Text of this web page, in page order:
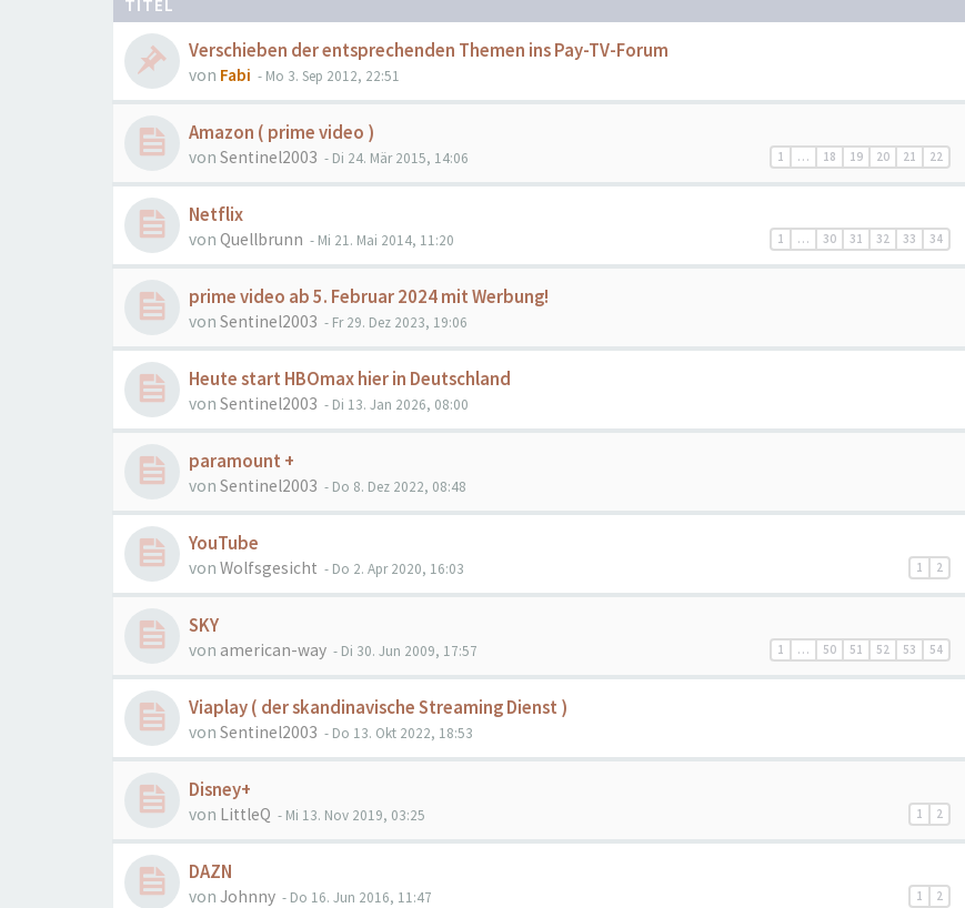
TITEL
Verschieben der entsprechenden Themen ins Pay-TV-Forum
von Fabi - Mo 3. Sep 2012, 22:51
Amazon ( prime video )
1 … 18 19 20 21 22
von Sentinel2003 - Di 24. Mär 2015, 14:06
Netflix
1 … 30 31 32 33 34
von Quellbrunn - Mi 21. Mai 2014, 11:20
prime video ab 5. Februar 2024 mit Werbung!
von Sentinel2003 - Fr 29. Dez 2023, 19:06
Heute start HBOmax hier in Deutschland
von Sentinel2003 - Di 13. Jan 2026, 08:00
paramount +
von Sentinel2003 - Do 8. Dez 2022, 08:48
YouTube
1 2
von Wolfsgesicht - Do 2. Apr 2020, 16:03
SKY
1 … 50 51 52 53 54
von american-way - Di 30. Jun 2009, 17:57
Viaplay ( der skandinavische Streaming Dienst )
von Sentinel2003 - Do 13. Okt 2022, 18:53
Disney+
1 2
von LittleQ - Mi 13. Nov 2019, 03:25
DAZN
1 2
von Johnny - Do 16. Jun 2016, 11:47